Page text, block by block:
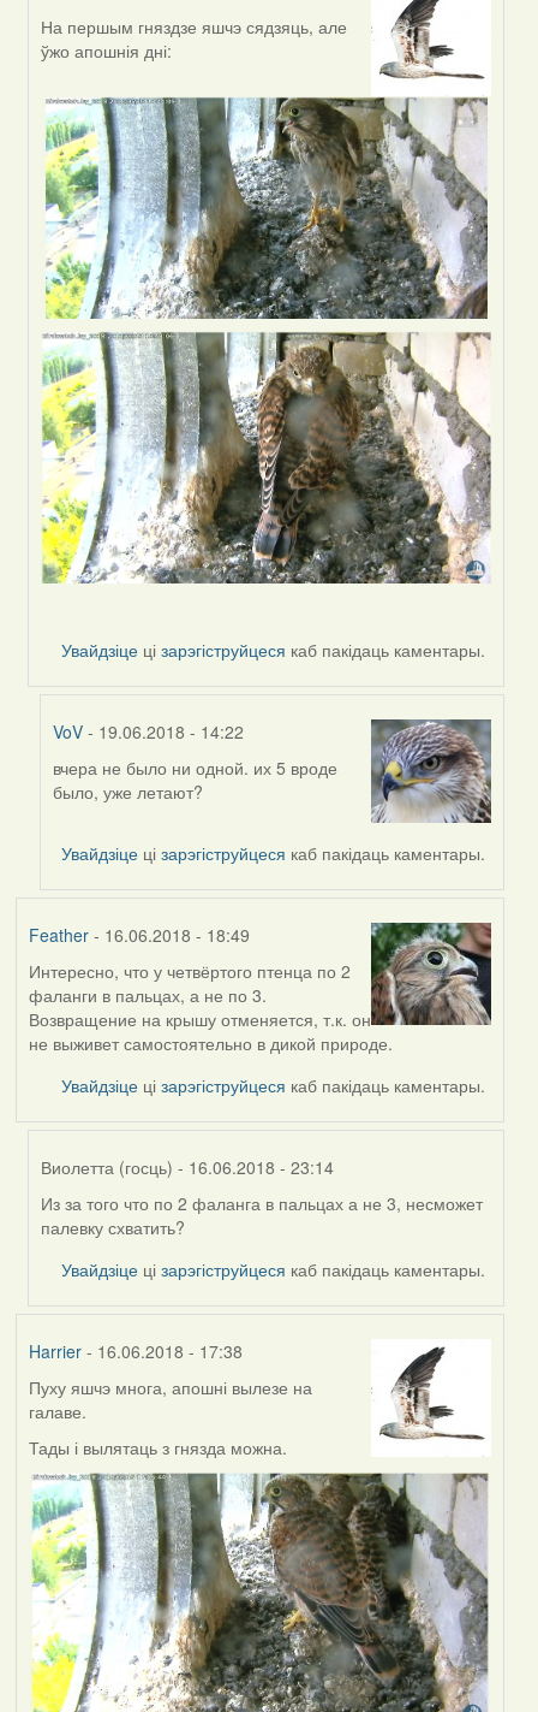
In
reply
by
VoV
На першым гняздзе яшчэ сядзяць, але
ўжо апошнія дні:
Увайдзіце цізарэгіструйцеся каб пакідаць каментары.
VoV - 19.06.2018 - 14:22
In
reply
by
вчера не было ни одной. их 5 вроде
было, уже летают?
Увайдзіце цізарэгіструйцеся каб пакідаць каментары.
Feather- 16.06.2018 - 18:49
Интересно, что у четвёртого птенца по 2
фаланги в пальцах, а не по 3.
Возвращение на крышу отменяется, т.к. он
не выживет самостоятельно в дикой природе.
Увайдзіце цізарэгіструйцеся каб пакідаць каментары.
Виолетта (госць) - 16.06.2018 - 23:14
In
reply
Feather
Из за того что по 2 фаланга в пальцах а не 3, несможет
палевку схватить?
Увайдзіце цізарэгіструйцеся каб пакідаць каментары.
Harrier- 16.06.2018 - 17:38
Пуху яшчэ многа, апошні вылезе на
галаве.
Тады і вылятаць з гнязда можна.